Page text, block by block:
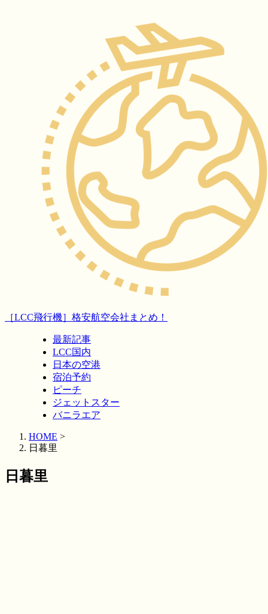
［LCC飛行機］格安航空会社まとめ！
最新記事
LCC国内
日本の空港
宿泊予約
ピーチ
ジェットスター
バニラエア
HOME >
日暮里
日暮里